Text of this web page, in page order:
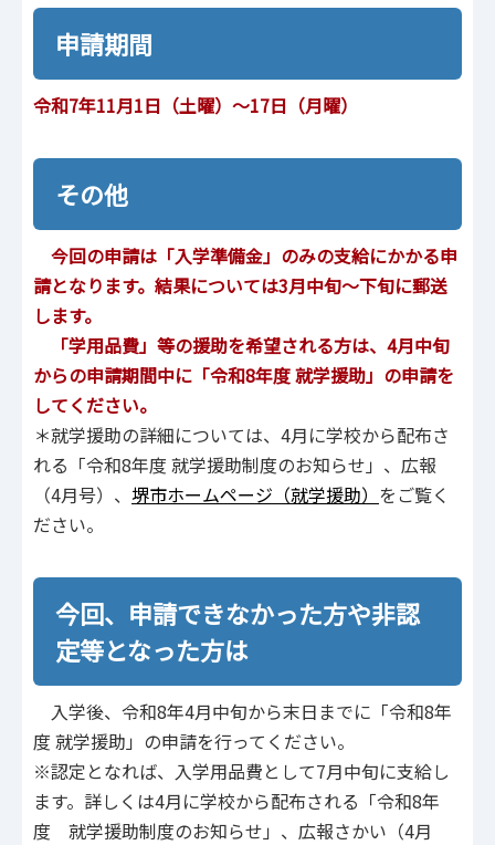
申請期間
令和7年11月1日（土曜）～17日（月曜）
その他
今回の申請は「入学準備金」のみの支給にかかる申
請となります。結果については3月中旬～下旬に郵送
します。
「学用品費」等の援助を希望される方は、4月中旬
からの申請期間中に「令和8年度 就学援助」の申請を
してください。
＊就学援助の詳細については、4月に学校から配布さ
れる「令和8年度 就学援助制度のお知らせ」、広報
（4月号）、 堺市ホームページ（就学援助） をご覧く
ださい。
今回、申請できなかった方や非認
定等となった方は
入学後、令和8年4月中旬から末日までに「令和8年
度 就学援助」の申請を行ってください。
※認定となれば、入学用品費として7月中旬に支給し
ます。詳しくは4月に学校から配布される「令和8年
度 就学援助制度のお知らせ」、広報さかい（4月